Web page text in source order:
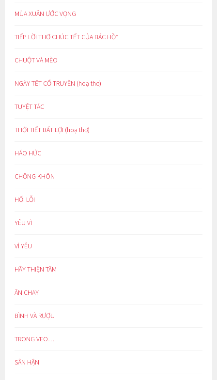
MÙA XUÂN ƯỚC VỌNG
TIẾP LỜI THƠ CHÚC TẾT CỦA BÁC HỒ*
CHUỘT VÀ MÈO
NGÀY TẾT CỔ TRUYỀN (hoạ thơ)
TUYỆT TÁC
THỜI TIẾT BẤT LỢI (hoạ thơ)
HÁO HỨC
CHỒNG KHÔN
HỐI LỖI
YÊU VÌ
VÌ YÊU
HÃY THIỆN TÂM
ĂN CHAY
BÌNH VÀ RƯỢU
TRONG VEO…
SÂN HẬN